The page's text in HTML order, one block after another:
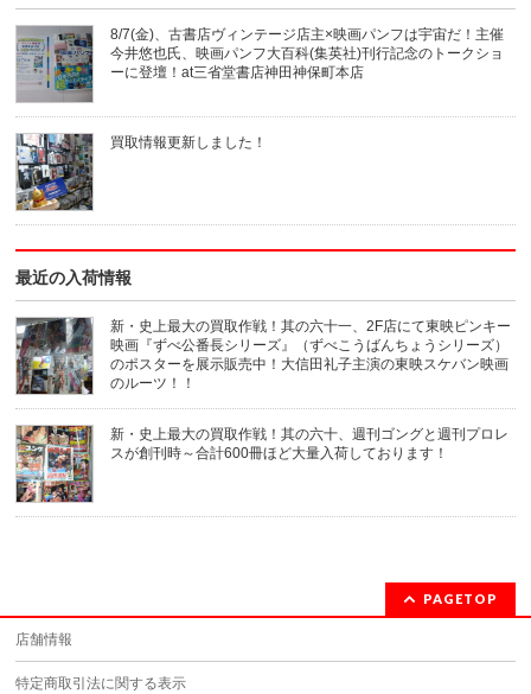
へ
メ
ー
ル
で
送
信
(新
し
い
ウ
ィ
ン
ド
ウ
で
き
ま
す)
(新
し
い
ウ
ィ
ン
ド
ウ
で
開
き
ま
す)
8/7(金)、古書店ヴィンテージ店主×映画パンフは宇宙だ！主催
今井悠也氏、映画パンフ大百科(集英社)刊行記念のトークショ
ーに登壇！at三省堂書店神田神保町本店
買取情報更新しました！
最近の入荷情報
新・史上最大の買取作戦！其の六十一、2F店にて東映ピンキー
映画『ずべ公番長シリーズ』（ずべこうばんちょうシリーズ）
のポスターを展示販売中！大信田礼子主演の東映スケバン映画
のルーツ！！
新・史上最大の買取作戦！其の六十、週刊ゴングと週刊プロレ
スが創刊時～合計600冊ほど大量入荷しております！
PAGETOP
店舗情報
特定商取引法に関する表示